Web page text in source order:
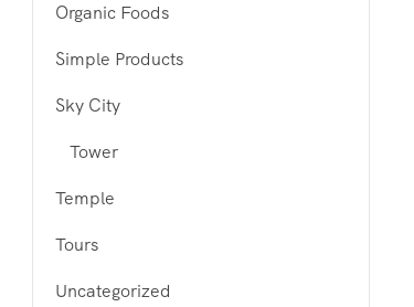
Organic Foods
Simple Products
Sky City
Tower
Temple
Tours
Uncategorized